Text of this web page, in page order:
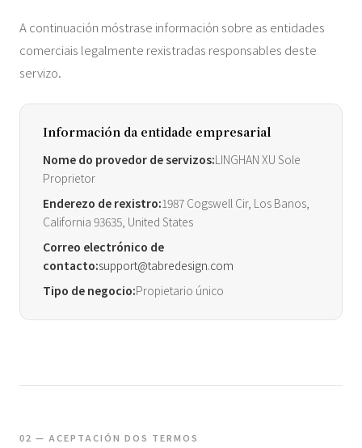
A continuación móstrase información sobre as entidades
comerciais legalmente rexistradas responsables deste
servizo.
Información da entidade empresarial
Nome do provedor de servizos:LINGHAN XU Sole
Proprietor
Enderezo de rexistro:1987 Cogswell Cir, Los Banos,
California 93635, United States
Correo electrónico de
contacto:support@tabredesign.com
Tipo de negocio:Propietario único
02 — ACEPTACIÓN DOS TERMOS